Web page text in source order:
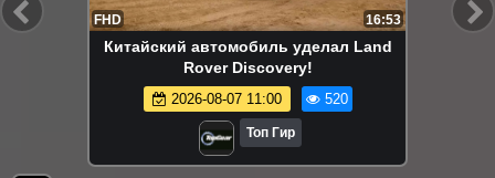
FHD 16:53
Китайский автомобиль уделал Land
Rover Discovery!
2026-08-07 11:00 520
Топ Гир